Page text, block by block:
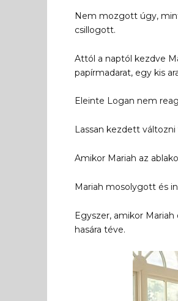
Nem mozgott úgy,
csillogott.
Attól a naptól kezdve
papírmadarat, egy kis
Eleinte Logan nem
Lassan kezdett változni
Amikor Mariah az
Mariah mosolygott és
Egyszer, amikor
hasára téve.